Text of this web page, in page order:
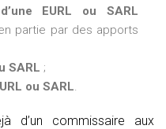
EURL ou SARL
partie par des apports
SARL ;
ou SARL.
d’un commissaire aux